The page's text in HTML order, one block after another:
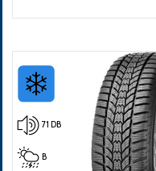
71 DB
B